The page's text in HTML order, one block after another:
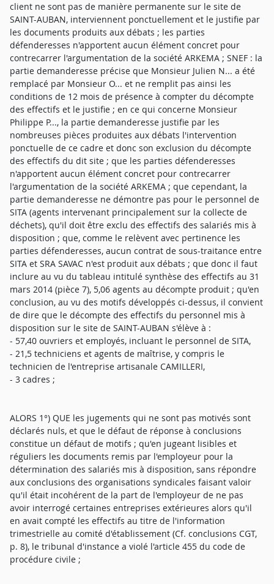
- 57,40 ouvriers et employés, incluant le personnel de SITA,
- 21,5 techniciens et agents de maîtrise, y compris le
technicien de l'entreprise artisanale CAMILLERI,
- 3 cadres ;
ALORS 1°) QUE les jugements qui ne sont pas motivés sont
déclarés nuls, et que le défaut de réponse à conclusions
constitue un défaut de motifs ; qu'en jugeant lisibles et
réguliers les documents remis par l'employeur pour la
détermination des salariés mis à disposition, sans répondre
aux conclusions des organisations syndicales faisant valoir
qu'il était incohérent de la part de l'employeur de ne pas
avoir interrogé certaines entreprises extérieures alors qu'il
en avait compté les effectifs au titre de l'information
trimestrielle au comité d'établissement (Cf. conclusions CGT,
p. 8), le tribunal d'instance a violé l'article 455 du code de
procédure civile ;